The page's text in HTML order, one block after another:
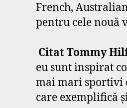
French,
pentru cele nouă
Citat Tommy
eu sunt inspirat
mai mari sportivi
care exemplifică